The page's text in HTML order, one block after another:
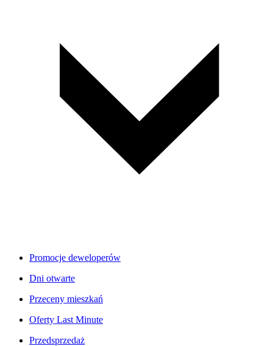
Promocje deweloperów
Dni otwarte
Przeceny mieszkań
Oferty Last Minute
Przedsprzedaż